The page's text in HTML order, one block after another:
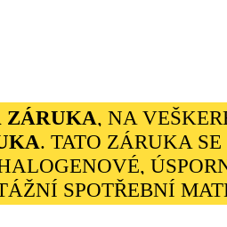
ZÁRUKA, NA
. TATO ZÁRUKA
SPOTŘEBNÍ